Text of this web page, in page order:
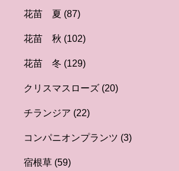
花苗 夏 (87)
花苗 秋 (102)
花苗 冬 (129)
クリスマスローズ (20)
チランジア (22)
コンパニオンプランツ (3)
宿根草 (59)